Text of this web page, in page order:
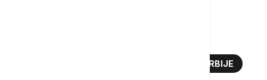
NARODNI POKRET SRBIJE